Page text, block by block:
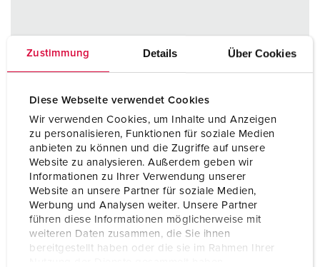
Zustimmung Details Über Cookies
Diese Webseite verwendet Cookies
Wir verwenden Cookies, um Inhalte und Anzeigen
zu personalisieren, Funktionen für soziale Medien
anbieten zu können und die Zugriffe auf unsere
Website zu analysieren. Außerdem geben wir
Informationen zu Ihrer Verwendung unserer
Website an unsere Partner für soziale Medien,
Werbung und Analysen weiter. Unsere Partner
führen diese Informationen möglicherweise mit
weiteren Daten zusammen, die Sie ihnen
bereitgestellt haben oder die sie im Rahmen Ihrer